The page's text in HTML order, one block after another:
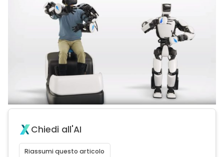
Chiedi all'AI
Riassumi questo articolo